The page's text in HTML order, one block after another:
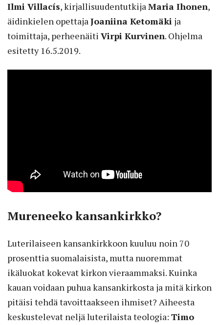
Ilmi Villacís, kirjallisuudentutkijaMaria Ihonen,
äidinkielen opettajaJoaniina Ketomäki ja
toimittaja, perheenäiti Virpi Kurvinen. Ohjelma
esitetty 16.5.2019.
Mureneeko kansankirkko?
Luterilaiseen kansankirkkoon kuuluu noin 70
prosenttia suomalaisista, mutta nuoremmat
ikäluokat kokevat kirkon vieraammaksi. Kuinka
kauan voidaan puhua kansankirkosta ja mitä kirkon
pitäisi tehdä tavoittaakseen ihmiset? Aiheesta
keskustelevat neljä luterilaista teologia: Timo